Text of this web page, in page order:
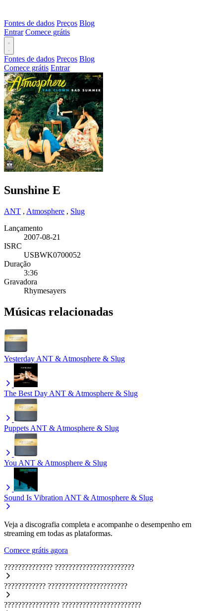
Fontes de dados Preços Blog
Entrar Comece grátis
Fontes de dados Preços Blog
Comece grátis Entrar
Sunshine E
ANT , Atmosphere , Slug
Lançamento
2007-08-21
ISRC
USBWK0700052
Duração
3:36
Gravadora
Rhymesayers
Músicas relacionadas
Yesterday ANT & Atmosphere & Slug
The Best Day ANT & Atmosphere & Slug
Puppets ANT & Atmosphere & Slug
You ANT & Atmosphere & Slug
Sound Is Vibration ANT & Atmosphere & Slug
Veja a discografia completa e acompanhe o desempenho em
streaming em todas as plataformas.
Comece grátis agora
?????????????? ???????????????????????
???????????? ???????????????????????
???????????????? ???????????????????????